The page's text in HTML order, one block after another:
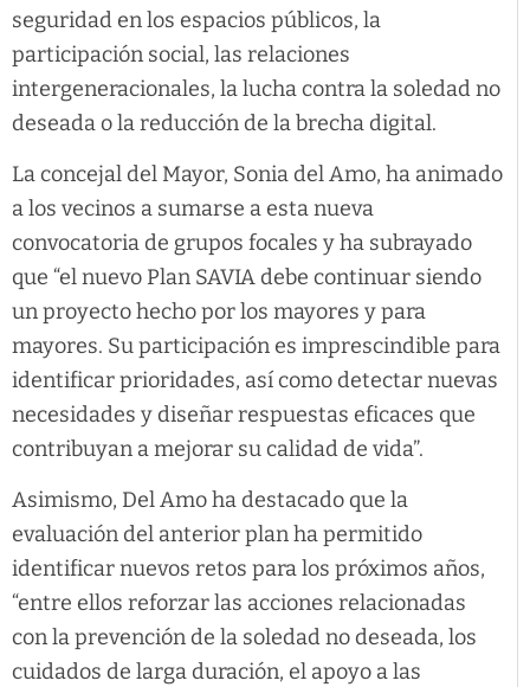
seguridad en los espacios públicos, la
participación social, las relaciones
intergeneracionales, la lucha contra la soledad no
deseada o la reducción de la brecha digital.
La concejal del Mayor, Sonia del Amo, ha animado
a los vecinos a sumarse a esta nueva
convocatoria de grupos focales y ha subrayado
que “el nuevo Plan SAVIA debe continuar siendo
un proyecto hecho por los mayores y para
mayores. Su participación es imprescindible para
identificar prioridades, así como detectar nuevas
necesidades y diseñar respuestas eficaces que
contribuyan a mejorar su calidad de vida”.
Asimismo, Del Amo ha destacado que la
evaluación del anterior plan ha permitido
identificar nuevos retos para los próximos años,
“entre ellos reforzar las acciones relacionadas
con la prevención de la soledad no deseada, los
cuidados de larga duración, el apoyo a las